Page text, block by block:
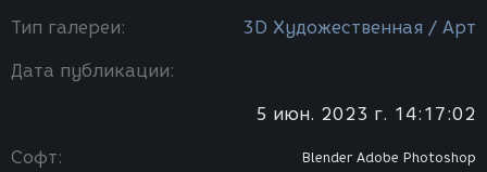
Тип галереи: 3D Художественная / Арт
Дата публикации:
5 июн. 2023 г. 14:17:02
Софт: Blender Adobe Photoshop